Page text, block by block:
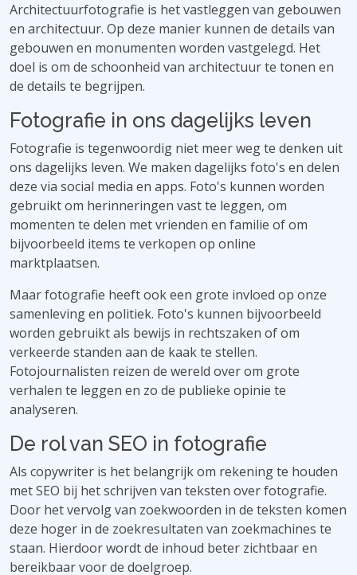
Architectuurfotografie is het vastleggen van gebouwen
en architectuur. Op deze manier kunnen de details van
gebouwen en monumenten worden vastgelegd. Het
doel is om de schoonheid van architectuur te tonen en
de details te begrijpen.
Fotografie in ons dagelijks leven
Fotografie is tegenwoordig niet meer weg te denken uit
ons dagelijks leven. We maken dagelijks foto's en delen
deze via social media en apps. Foto's kunnen worden
gebruikt om herinneringen vast te leggen, om
momenten te delen met vrienden en familie of om
bijvoorbeeld items te verkopen op online
marktplaatsen.
Maar fotografie heeft ook een grote invloed op onze
samenleving en politiek. Foto's kunnen bijvoorbeeld
worden gebruikt als bewijs in rechtszaken of om
verkeerde standen aan de kaak te stellen.
Fotojournalisten reizen de wereld over om grote
verhalen te leggen en zo de publieke opinie te
analyseren.
De rol van SEO in fotografie
Als copywriter is het belangrijk om rekening te houden
met SEO bij het schrijven van teksten over fotografie.
Door het vervolg van zoekwoorden in de teksten komen
deze hoger in de zoekresultaten van zoekmachines te
staan. Hierdoor wordt de inhoud beter zichtbaar en
bereikbaar voor de doelgroep.